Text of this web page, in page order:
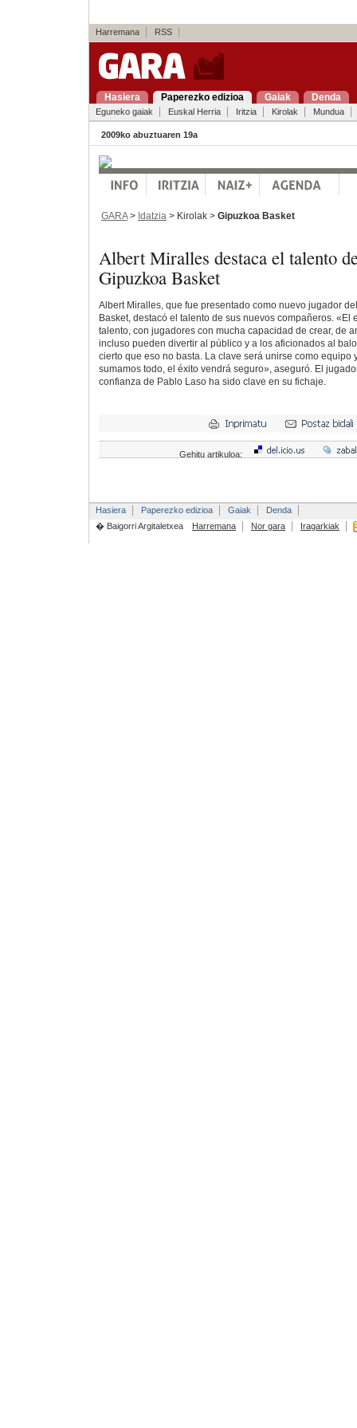
Harremana RSS
Hasiera Paperezko edizioa Gaiak Denda
Eguneko gaiak Euskal Herria Iritzia Kirolak Mundua
2009ko abuztuaren 19a
GARA> Idatzia> Kirolak > Gipuzkoa Basket
Albert Miralles destaca el talento
Gipuzkoa Basket
Albert Miralles, que fue presentado como nuevo jugador
Basket, destacó el talento de sus nuevos compañeros. «El
talento, con jugadores con mucha capacidad de crear, de
incluso pueden divertir al público y a los aficionados al
cierto que eso no basta. La clave será unirse como equipo
sumamos todo, el éxito vendrá seguro», aseguró. El
confianza de Pablo Laso ha sido clave en su fichaje.
Gehitu artikuloa:
Hasiera Paperezko edizioa Gaiak
Denda
� Baigorri Argitaletxea
Harremana Nor gara Iragarkiak